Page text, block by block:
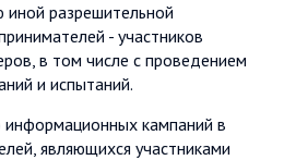
иной разрешительной
- участников
в том числе с проведением
и испытаний.
информационных кампаний в
являющихся участниками